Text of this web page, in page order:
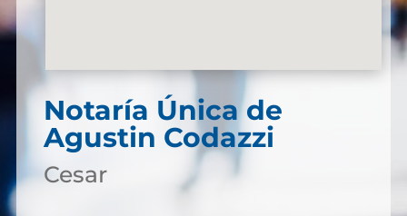
Notaría Única de
Agustin Codazzi
Cesar